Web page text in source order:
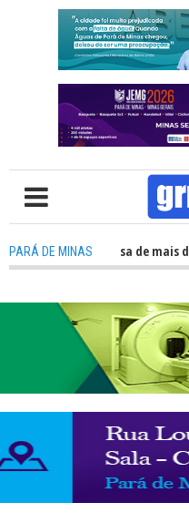
PARÁ DE MINAS
TV: Política precisa de mais